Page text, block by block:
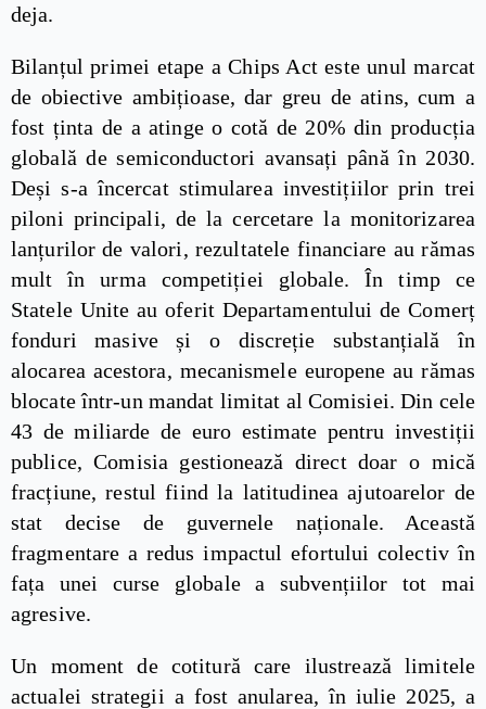
deja.
Bilanțul primei etape a Chips Act este unul marcat
de obiective ambițioase, dar greu de atins, cum a
fost ținta de a atinge o cotă de 20% din producția
globală de semiconductori avansați până în 2030.
Deși s-a încercat stimularea investițiilor prin trei
piloni principali, de la cercetare la monitorizarea
lanțurilor de valori, rezultatele financiare au rămas
mult în urma competiției globale. În timp ce
Statele Unite au oferit Departamentului de Comerț
fonduri masive și o discreție substanțială în
alocarea acestora, mecanismele europene au rămas
blocate într-un mandat limitat al Comisiei. Din cele
43 de miliarde de euro estimate pentru investiții
publice, Comisia gestionează direct doar o mică
fracțiune, restul fiind la latitudinea ajutoarelor de
stat decise de guvernele naționale. Această
fragmentare a redus impactul efortului colectiv în
fața unei curse globale a subvențiilor tot mai
agresive.
Un moment de cotitură care ilustrează limitele
actualei strategii a fost anularea, în iulie 2025, a